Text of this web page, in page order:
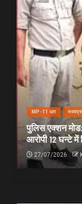
MP-11 धार
पुलिस एक्शन मोड:
आरोपी 12 घन्टे में
27/07/2026